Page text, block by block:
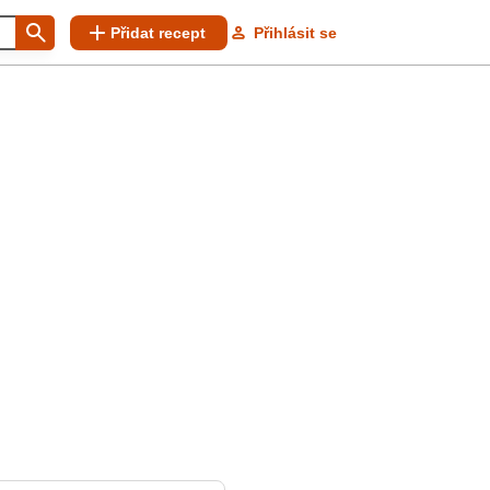
Přidat recept Přihlásit se